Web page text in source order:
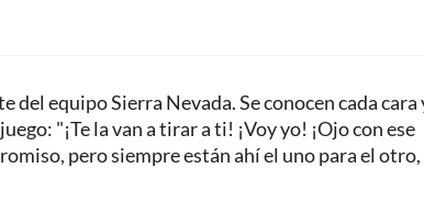
del equipo Sierra Nevada. Se conocen cada cara
"¡Te la van a tirar a ti! ¡Voy yo! ¡Ojo con ese
pero siempre están ahí el uno para el otro,